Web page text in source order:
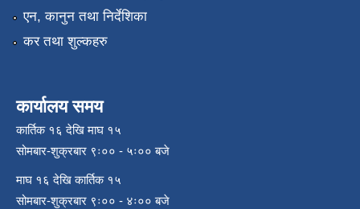
एन, कानुन तथा निर्देशिका
कर तथा शुल्कहरु
कार्यालय समय
कार्तिक १६ देखि माघ १५
सोमबार-शुक्रबार ९ः०० - ५ः०० बजे
माघ १६ देखि कार्तिक १५
सोमबार-शुक्रबार ९ः०० - ४ः०० बजे